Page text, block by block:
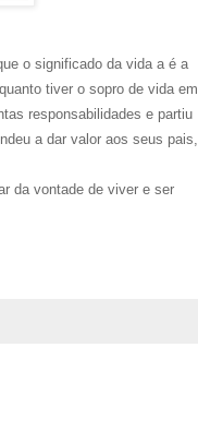
o significado da vida a é a
tiver o sopro de vida em
responsabilidades e partiu
a dar valor aos seus pais,
da vontade de viver e ser